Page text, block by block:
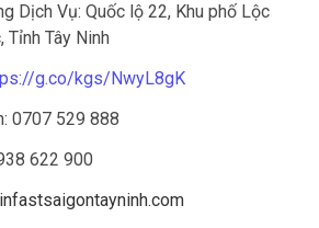
Dịch Vụ: Quốc lộ 22, Khu phố Lộc
Tỉnh Tây Ninh
g.co/kgs/NwyL8gK
0707 529 888
622 900